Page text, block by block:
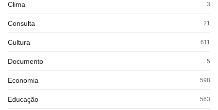
Clima 3
Consulta 21
Cultura 611
Documento 5
Economia 598
Educação 563